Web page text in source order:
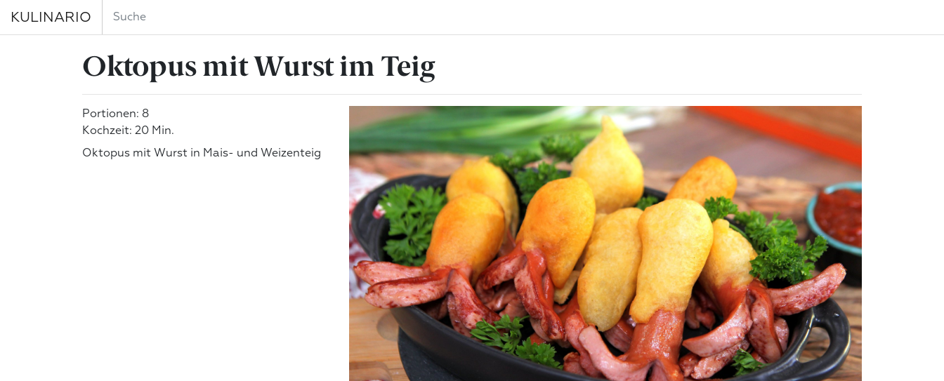
KULINARIO
Oktopus mit Wurst im Teig
Portionen: 8
Kochzeit: 20 Min.
Oktopus mit Wurst in Mais- und Weizenteig